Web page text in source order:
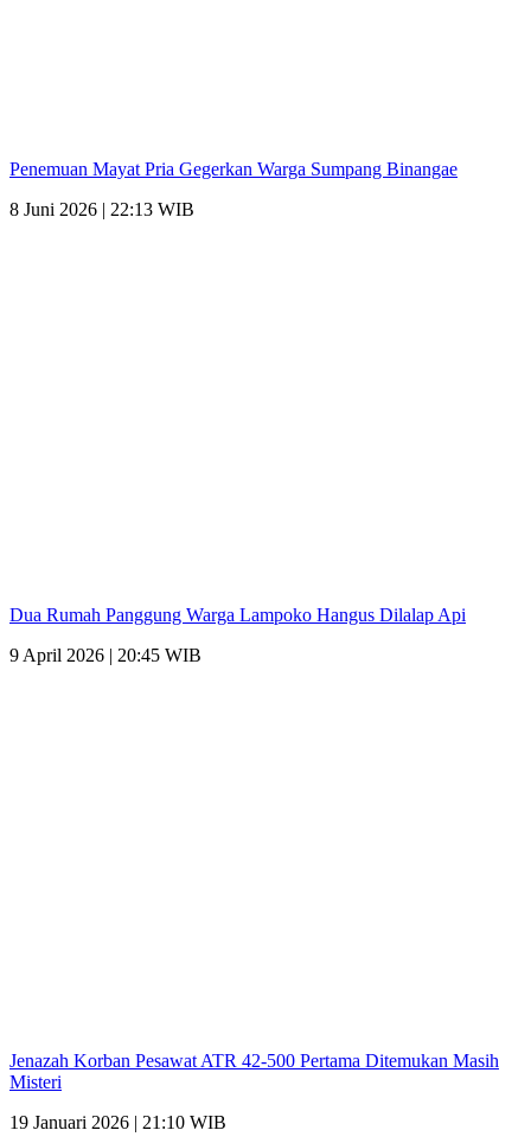
Penemuan Mayat Pria Gegerkan Warga Sumpang Binangae
8 Juni 2026 | 22:13 WIB
Dua Rumah Panggung Warga Lampoko Hangus Dilalap Api
9 April 2026 | 20:45 WIB
Jenazah Korban Pesawat ATR 42-500 Pertama Ditemukan Masih
Misteri
19 Januari 2026 | 21:10 WIB